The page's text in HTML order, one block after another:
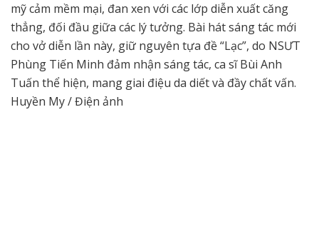
mỹ cảm mềm mại, đan xen với các lớp diễn xuất căng
thẳng, đối đầu giữa các lý tưởng. Bài hát sáng tác mới
cho vở diễn lần này, giữ nguyên tựa đề “Lạc”, do NSƯT
Phùng Tiến Minh đảm nhận sáng tác, ca sĩ Bùi Anh
Tuấn thể hiện, mang giai điệu da diết và đầy chất vấn.
Huyền My / Điện ảnh